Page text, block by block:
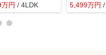
万円 / 4LDK 5,499万円